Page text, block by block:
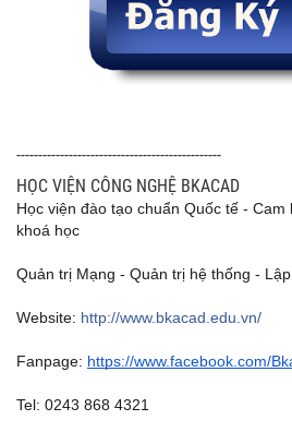
-----------------------------------------------
HỌC VIỆN CÔNG NGHỆ BKACAD
Học viện đào tạo chuẩn Quốc tế -
khoá học
Quản trị Mạng - Quản trị hệ thống - Lập
Website: http://www.bkacad.edu.vn/
Fanpage: https://www.facebook.com/
Tel: 0243 868 4321